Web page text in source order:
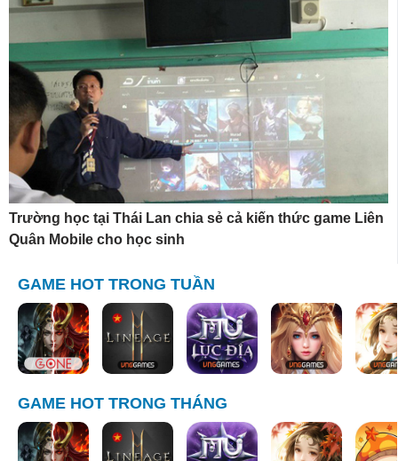
Trường học tại Thái Lan chia sẻ cả kiến thức game Liên
Quân Mobile cho học sinh
GAME HOT TRONG TUẦN
GAME HOT TRONG THÁNG